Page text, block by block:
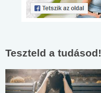
Teszteld a tudásod!